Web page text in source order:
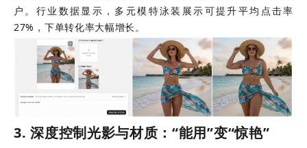
户。行业数据显示，多元模特泳装展示可提升平均点击率
27%，下单转化率大幅增长。
3. 深度控制光影与材质：“能用”变“惊艳”